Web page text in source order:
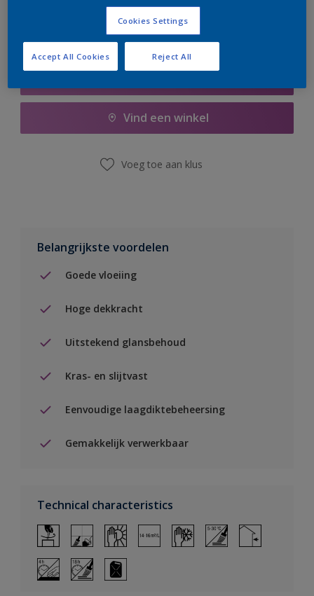
Vind een winkel
Voeg toe aan klus
Belangrijkste voordelen
Goede vloeiing
Hoge dekkracht
Uitstekend glansbehoud
Kras- en slijtvast
Eenvoudige laagdiktebeheersing
Gemakkelijk verwerkbaar
Technical characteristics
Cookies Settings
Reject All
Accept All Cookies